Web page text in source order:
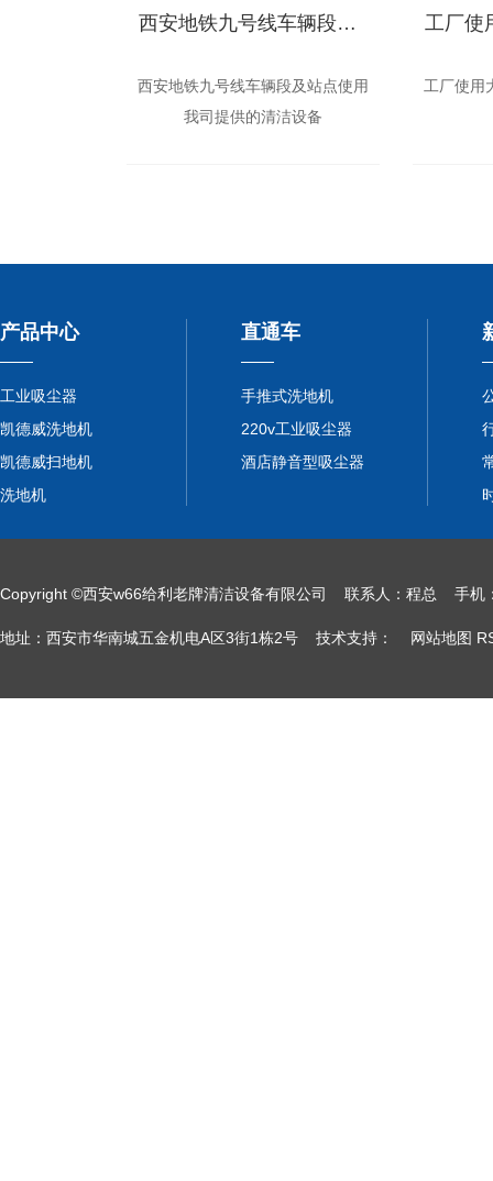
西安地铁九号线车辆段及站点使用我司提供的清洁设备
西安地铁九号线车辆段及站点使用
我司提供的清洁设备
工厂使用
产品中心
工业吸尘器
凯德威洗地机
凯德威扫地机
洗地机
直通车
手推式洗地机
220v工业吸尘器
酒店静音型吸尘器
Copyright ©西安w66给利老牌清洁设备有限公司 联系人：程总
地址：西安市华南城五金机电A区3街1栋2号 技术支持： 网站地图